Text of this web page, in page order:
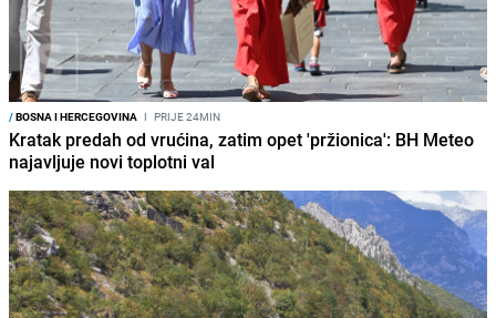
/BOSNA I HERCEGOVINA I PRIJE 24MIN
Kratak predah od vrućina, zatim opet 'pržionica': BH Meteo
najavljuje novi toplotni val